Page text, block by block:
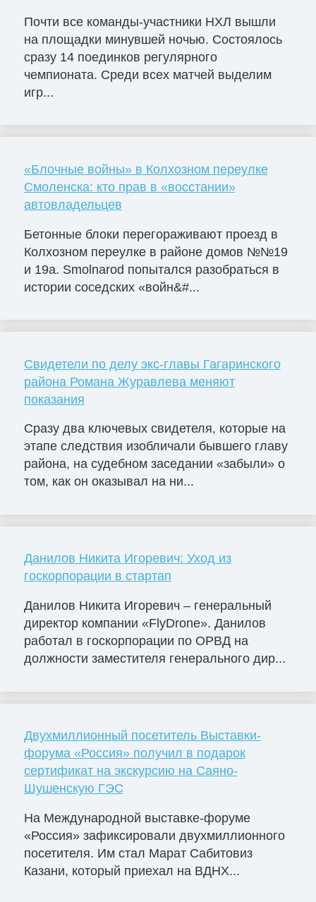
Почти все команды-участники НХЛ вышли
на площадки минувшей ночью. Состоялось
сразу 14 поединков регулярного
чемпионата. Среди всех матчей выделим
игр...
«Блочные войны» в Колхозном переулке
Смоленска: кто прав в «восстании»
автовладельцев
Бетонные блоки перегораживают проезд в
Колхозном переулке в районе домов №№19
и 19а. Smolnarod попытался разобраться в
истории соседских «войн&#...
Свидетели по делу экс-главы Гагаринского
района Романа Журавлева меняют
показания
Сразу два ключевых свидетеля, которые на
этапе следствия изобличали бывшего главу
района, на судебном заседании «забыли» о
том, как он оказывал на ни...
Данилов Никита Игоревич: Уход из
госкорпорации в стартап
Данилов Никита Игоревич – генеральный
директор компании «FlyDrone». Данилов
работал в госкорпорации по ОРВД на
должности заместителя генерального дир...
Двухмиллионный посетитель Выставки-
форума «Россия» получил в подарок
сертификат на экскурсию на Саяно-
Шушенскую ГЭС
На Международной выставке-форуме
«Россия» зафиксировали двухмиллионного
посетителя. Им стал Марат Сабитовиз
Казани, который приехал на ВДНХ...